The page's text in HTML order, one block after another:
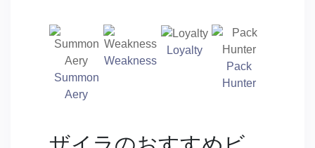
Summon
Aery
Weakness
Loyalty
Pack
Hunter